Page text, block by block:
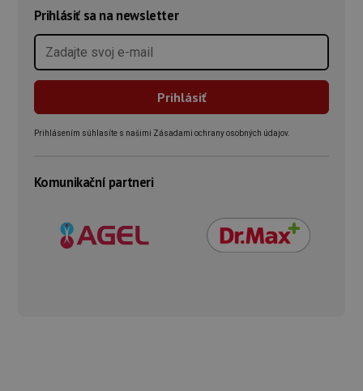
Prihlásiť sa na newsletter
Prihlásením súhlasíte s našimi Zásadami ochrany osobných údajov.
Komunikační partneri